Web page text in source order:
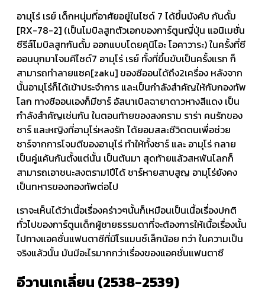
อามุโร่ เรย์ เด็กหนุ่มที่อาศัยอยู่ในไซด์ 7 ได้ขึ้นบังคับ กันดั้ม
[RX-78-2] (เป็นโมบิลสูทตัวเอกของการ์ตูนญี่ปุ่น แอนิเมชั่น
ซีรีส์โมบิลสูทกันดั้ม ออกแบบโดยคุนิโอะ โอคาวาระ) ในครั้งที่ซี
ออนบุกมาโจมคีไซด์7 อามุโร่ เรย์ ทั้งที่ขึ้นขับเป็นครั้งแรก ก็
สามารถทำลายแซค[zaku] ของซีออนได้ถึง2เครื่อง หลังจาก
นั้นอามุโร่ก็ได้เข้าประจำการ และเป็นกำลังสำคัญให้กับกองทัพ
โลก ทางซีออนเองก็มีชาร์ อัสนาเบิลฉายาดาวหางสีแดง เป็น
กำลังสำคัญเช่นกัน ในตอนท้ายของสงคราม ราร่า คนรักของ
ชาร์ และหญิงที่อามุโร่หลงรัก ได้ยอมสละชีวิตตนเพื่อช่วย
ชาร์จากการโจมตีของอามุโร่ ทำให้ทั้งชาร์ และ อามุโร่ กลาย
เป็นคู่แค้นกันตั้งแต่นั้น เป็นต้นมา สุดท้ายแล้วสหพันโลกก็
สามารถเอาชนะสงตราม1ปีได้ ชาร์หายสาบสูญ อามุโร่ยังคง
เป็นทหารของกองทัพต่อไป
เราจะเห็นได้ว่าเนื้อเรื่องคร่าวๆนั้นก็เหมือนเป็นเนื้อเรื่องปกติ
ทั่วไปของการ์ตูนเด็กผู้ชายธรรมดาที่จะต้องการให้เนื้อเรื่องนั้น
ไปทางแอคชั่นแฟนตาซีที่มีโรแมนซ์เล็กน้อย ทว่า ในความเป็น
จริงแล้วนั้น มันมีอะไรมากกว่าเรื่องของแอคชั่นแฟนตาซี
อีวานเกเลี่ยน (2538-2539)